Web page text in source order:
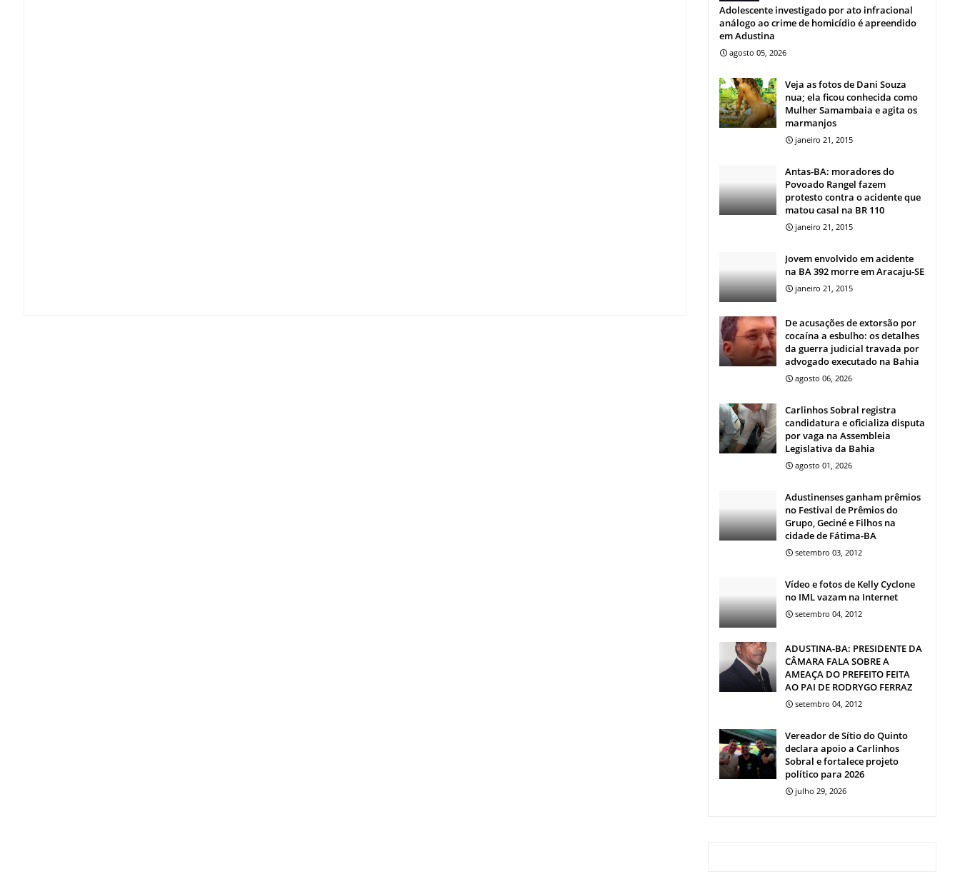
Adolescente investigado por ato infracional
análogo ao crime de homicídio é apreendido
em Adustina
agosto 05, 2026
Veja as fotos de Dani Souza
nua; ela ficou conhecida como
Mulher Samambaia e agita os
marmanjos
janeiro 21, 2015
Antas-BA: moradores do
Povoado Rangel fazem
protesto contra o acidente que
matou casal na BR 110
janeiro 21, 2015
Jovem envolvido em acidente
na BA 392 morre em Aracaju-SE
janeiro 21, 2015
De acusações de extorsão por
cocaína a esbulho: os detalhes
da guerra judicial travada por
advogado executado na Bahia
agosto 06, 2026
Carlinhos Sobral registra
candidatura e oficializa disputa
por vaga na Assembleia
Legislativa da Bahia
agosto 01, 2026
Adustinenses ganham prêmios
no Festival de Prêmios do
Grupo, Geciné e Filhos na
cidade de Fátima-BA
setembro 03, 2012
Vídeo e fotos de Kelly Cyclone
no IML vazam na Internet
setembro 04, 2012
ADUSTINA-BA: PRESIDENTE DA
CÂMARA FALA SOBRE A
AMEAÇA DO PREFEITO FEITA
AO PAI DE RODRYGO FERRAZ
setembro 04, 2012
Vereador de Sítio do Quinto
declara apoio a Carlinhos
Sobral e fortalece projeto
político para 2026
julho 29, 2026